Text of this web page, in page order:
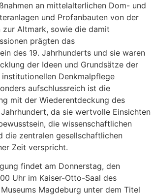
an mittelalterlichen Dom- und
und Profanbauten von der
zur Altmark, sowie die damit
prägten das
des 19. Jahrhunderts und sie waren
der Ideen und Grundsätze der
Denkmalpflege
aufschlussreich ist die
mit der Wiederentdeckung des
da sie wertvolle Einsichten
die wissenschaftlichen
die zentralen gesellschaftlichen
Zeit verspricht.
findet am Donnerstag, den
Uhr im Kaiser-Otto-Saal des
Magdeburg unter dem Titel